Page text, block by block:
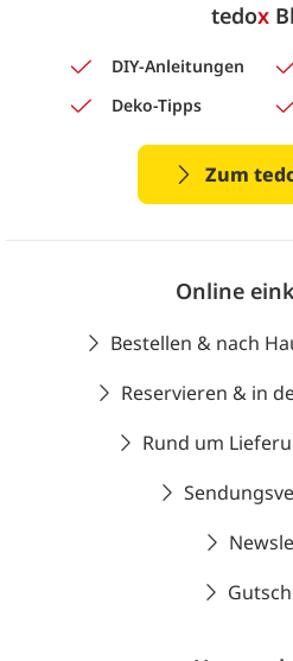
tedox
DIY-Anleitungen
Deko-Tipps
Zum
Online
Bestellen & nach
Reservieren & in
Rund um